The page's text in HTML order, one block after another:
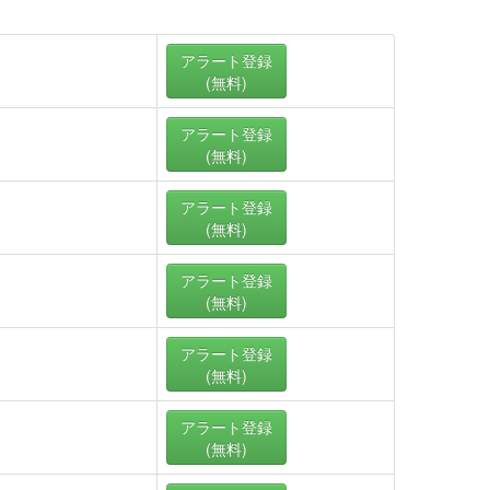
アラート登録
(無料)
アラート登録
(無料)
アラート登録
(無料)
アラート登録
(無料)
アラート登録
(無料)
アラート登録
(無料)